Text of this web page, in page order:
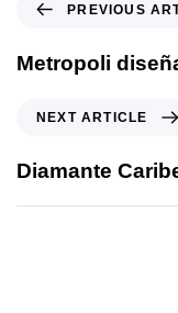
PREVIOUS
Metropoli
NEXT ARTICLE
Diamante